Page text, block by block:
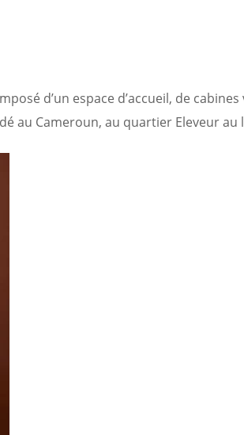
d’un espace d’accueil, de
au Cameroun, au quartier Eleveur au